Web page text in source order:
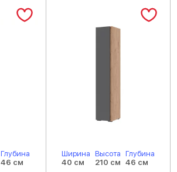
Глубина
46 см
Ширина
40 см
Высота
210 см
Глубина
46 см